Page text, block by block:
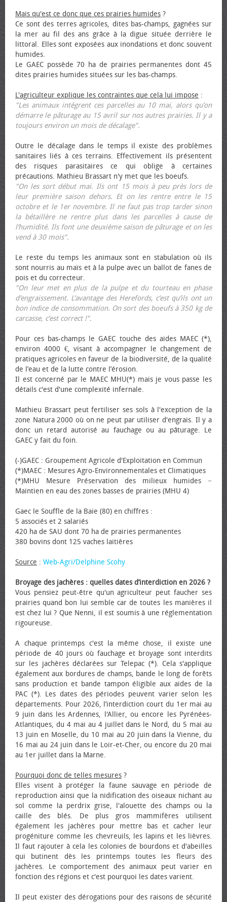
Mais qu'est ce donc que ces prairies humides ?
Ce sont des terres agricoles, dites bas-champs, gagnées sur
la mer au fil des ans grâce à la digue située derrière le
littoral. Elles sont exposées aux inondations et donc souvent
humides.
Le GAEC possède 70 ha de prairies permanentes dont 45
dites prairies humides situées sur les bas-champs.
L'agriculteur explique les contraintes que cela lui impose :
"Les animaux intègrent ces parcelles au 10 mai, alors qu’on
démarre le pâturage au 15 avril sur nos autres prairies. Il y a
toujours environ un mois de décalage".
Outre le décalage dans le temps il existe des problèmes
sanitaires liés à ces terrains. Effectivement ils présentent
des risques parasitaires ce qui oblige à certaines
précautions. Mathieu Brassart n'y met que les bœufs.
"On les sort début mai. Ils ont 15 mois à peu près lors de
leur première saison dehors. Et on les rentre entre le 15
octobre et le 1er novembre. Il ne faut pas trop tarder sinon
la bétaillère ne rentre plus dans les parcelles à cause de
l’humidité. Ils font une deuxième saison de pâturage et on les
vend à 30 mois".
Le reste du temps les animaux sont en stabulation où ils
sont nourris au maïs et à la pulpe avec un ballot de fanes de
pois et du correcteur.
"On leur met en plus de la pulpe et du tourteau en phase
d’engraissement. L’avantage des Herefords, c’est qu’ils ont un
bon indice de consommation. On sort des bœufs à 350 kg de
carcasse, c’est correct !".
Pour ces bas-champs le GAEC touche des aides MAEC (*),
environ 4000 €, visant à accompagner le changement de
pratiques agricoles en faveur de la biodiversité, de la qualité
de l’eau et de la lutte contre l’érosion.
Il est concerné par le MAEC MHU(*) mais je vous passe les
détails c'est d'une complexité infernale.
Mathieu Brassart peut fertiliser ses sols à l'exception de la
zone Natura 2000 où on ne peut par utiliser d'engrais. Il y a
donc un retard autorisé au fauchage ou au pâturage. Le
GAEC y fait du foin.
(-)GAEC : Groupement Agricole d'Exploitation en Commun
(*)MAEC : Mesures Agro-Environnementales et Climatiques
(*)MHU Mesure Préservation des milieux humides −
Maintien en eau des zones basses de prairies (MHU 4)
Gaec le Souffle de la Baie (80) en chiffres :
5 associés et 2 salariés
420 ha de SAU dont 70 ha de prairies permanentes
380 bovins dont 125 vaches laitières
Source : Web-Agri/Delphine Scohy
Broyage des jachères : quelles dates d’interdiction en 2026 ?
Vous pensiez peut-être qu'un agriculteur peut faucher ses
prairies quand bon lui semble car de toutes les manières il
est chez lui ? Que Nenni, il est soumis à une réglementation
rigoureuse.
A chaque printemps c'est la même chose, il existe une
période de 40 jours où fauchage et broyage sont interdits
sur les jachères déclarées sur Telepac (*). Cela s'applique
également aux bordures de champs, bande le long de forêts
sans production et bande tampon éligible aux aides de la
PAC (*). Les dates des périodes peuvent varier selon les
départements. Pour 2026, l’interdiction court du 1er mai au
9 juin dans les Ardennes, l'Allier, ou encore les Pyrénées-
Atlantiques, du 4 mai au 4 juillet dans le Nord, du 5 mai au
13 juin en Moselle, du 10 mai au 20 juin dans la Vienne, du
16 mai au 24 juin dans le Loir-et-Cher, ou encore du 20 mai
au 1er juillet dans la Marne.
Pourquoi donc de telles mesures ?
Elles visent à protéger la faune sauvage en période de
reproduction ainsi que la nidification des oiseaux nichant au
sol comme la perdrix grise, l'alouette des champs ou la
caille des blés. De plus gros mammifères utilisent
également les jachères pour mettre bas et cacher leur
progéniture comme les chevreuils, les lapins et les lièvres.
Il faut rajouter à cela les colonies de bourdons et d'abeilles
qui butinent dès les printemps toutes les fleurs des
jachères. Le comportement des animaux peut varier en
fonction des régions et c'est pourquoi les dates varient.
Il peut exister des dérogations pour des raisons de sécurité